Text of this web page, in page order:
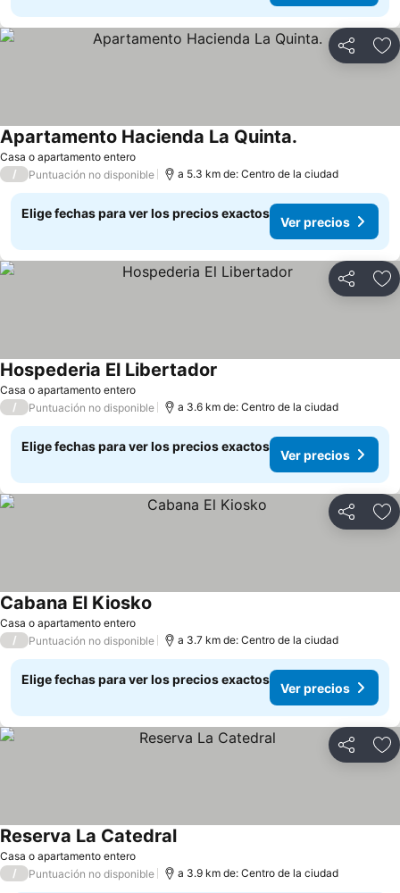
Compartir
Casa o apartamento entero
Apartamento Hacienda La Quinta.
/ Puntuación no disponible a 5.3 km de: Centro de la ciudad
Elige fechas para ver los precios exactos
Ver precios
Compartir
Casa o apartamento entero
Hospederia El Libertador
/ Puntuación no disponible a 3.6 km de: Centro de la ciudad
Elige fechas para ver los precios exactos
Ver precios
Compartir
Casa o apartamento entero
Cabana El Kiosko
/ Puntuación no disponible a 3.7 km de: Centro de la ciudad
Elige fechas para ver los precios exactos
Ver precios
Compartir
Casa o apartamento entero
Reserva La CatedralVer precios
/ Puntuación no disponible a 3.9 km de: Centro de la ciudad